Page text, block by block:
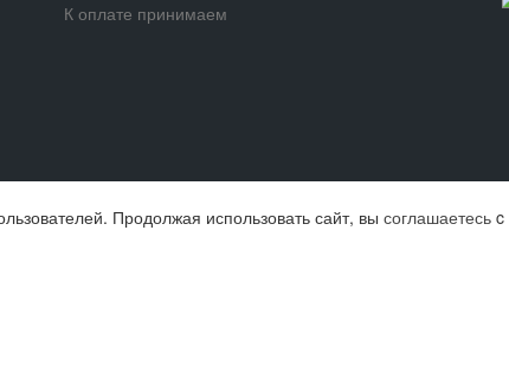
К оплате принимаем
Продолжая использовать сайт, вы соглашаетесь c